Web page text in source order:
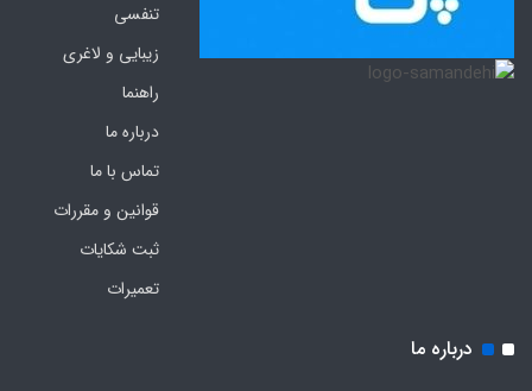
تنفسی
زیبایی و لاغری
راهنما
درباره ما
تماس با ما
قوانین و مقررات
ثبت شکایات
تعمیرات
درباره ما